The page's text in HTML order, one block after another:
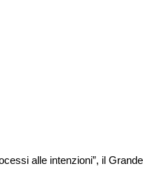
alle intenzioni”, il